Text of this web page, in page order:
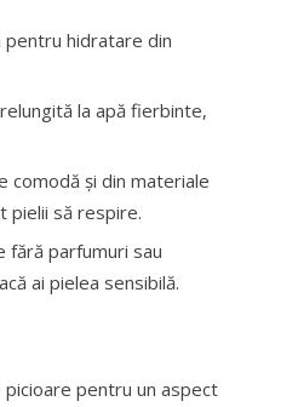
pentru hidratare din
la apă fierbinte,
comodă și din materiale
pielii să respire.
fără parfumuri sau
ai pielea sensibilă.
pentru un aspect